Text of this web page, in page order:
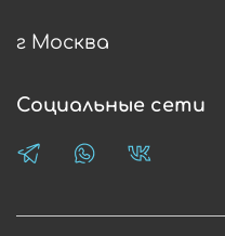
г Москва
Социальные сети